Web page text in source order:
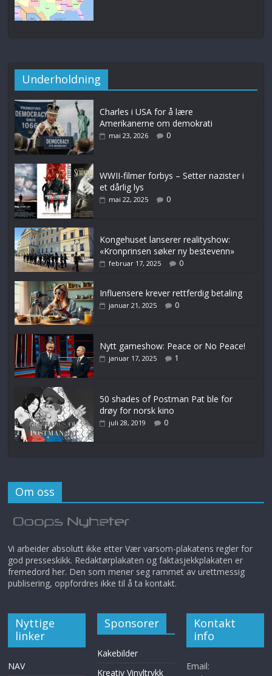
Underholdning
Charles i USA for å lære
Amerikanerne om demokrati
mai 23, 2026 0
WWII-filmer forbys – Setter nazister i
et dårlig lys
mai 22, 2025 0
Kongehuset lanserer realityshow:
«Kronprinsen søker ny bestevenn»
februar 17, 2025 0
Influensere krever rettferdig betaling
januar 21, 2025 0
Nytt gameshow: Peace or No Peace!
januar 17, 2025 1
50 shades of Postman Pat ble for
drøy for norsk kino
juli 28, 2019 0
Om oss
Vi arbeider absolutt ikke etter Vær varsom-plakatens regler for
god presseskikk. Redaktørplakaten og faktasjekkplakaten er
fremedord her. Den som mener seg rammet av urettmessig
publisering, oppfordres ikke til å ta kontakt.
Nyttige
linker
NAV
Sponsorer
Kakebilder
Kreativ Vinyltrykk
Kontakt
info
Email: